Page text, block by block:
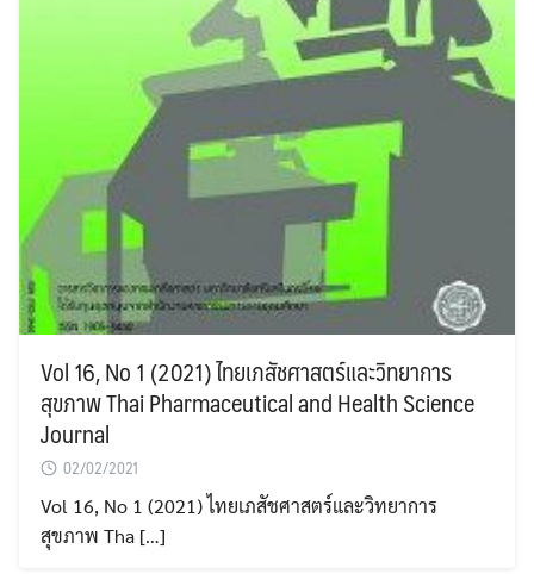
Vol 16, No 1 (2021) ไทยเภสัชศาสตร์และวิทยาการ
สุขภาพ Thai Pharmaceutical and Health Science
Journal
02/02/2021
Vol 16, No 1 (2021) ไทยเภสัชศาสตร์และวิทยาการ
สุขภาพ Tha […]